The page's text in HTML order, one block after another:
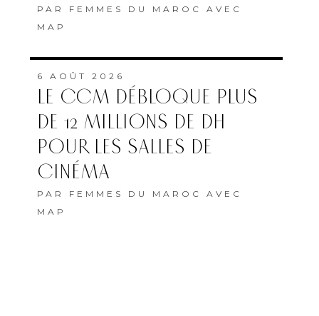
PAR FEMMES DU MAROC AVEC
MAP
6 AOÛT 2026
LE CCM DÉBLOQUE PLUS
DE 12 MILLIONS DE DH
POUR LES SALLES DE
CINÉMA
PAR FEMMES DU MAROC AVEC
MAP